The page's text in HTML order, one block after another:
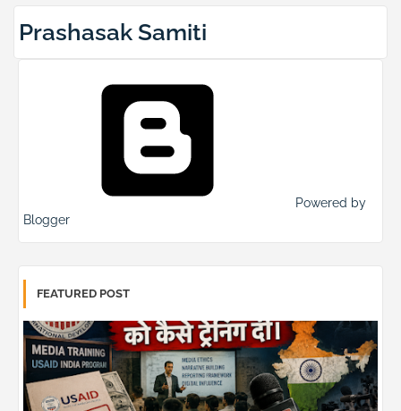
Prashasak Samiti
Powered by
Blogger
FEATURED POST